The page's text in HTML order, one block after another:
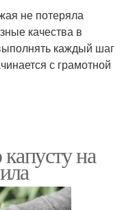
не потеряла
качества в
каждый шаг
с грамотной
на